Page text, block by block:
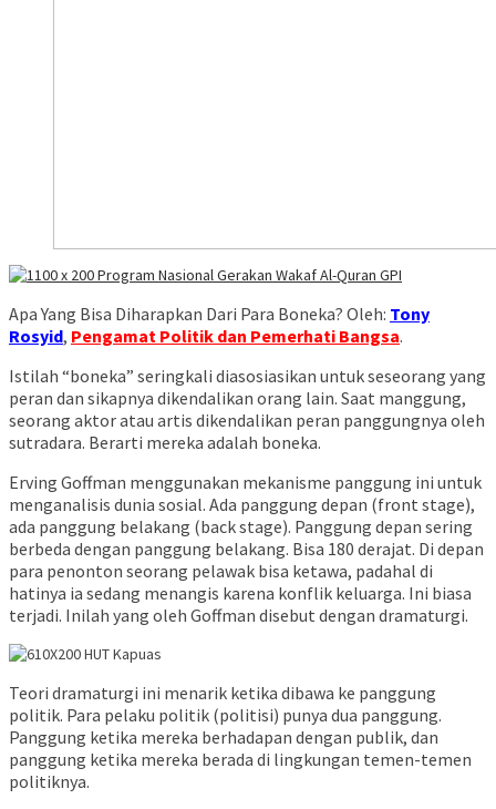
Apa Yang Bisa Diharapkan Dari Para Boneka? Oleh: Tony
Rosyid, Pengamat Politik dan Pemerhati Bangsa.
Istilah “boneka” seringkali diasosiasikan untuk seseorang yang
peran dan sikapnya dikendalikan orang lain. Saat manggung,
seorang aktor atau artis dikendalikan peran panggungnya oleh
sutradara. Berarti mereka adalah boneka.
Erving Goffman menggunakan mekanisme panggung ini untuk
menganalisis dunia sosial. Ada panggung depan (front stage),
ada panggung belakang (back stage). Panggung depan sering
berbeda dengan panggung belakang. Bisa 180 derajat. Di depan
para penonton seorang pelawak bisa ketawa, padahal di
hatinya ia sedang menangis karena konflik keluarga. Ini biasa
terjadi. Inilah yang oleh Goffman disebut dengan dramaturgi.
Teori dramaturgi ini menarik ketika dibawa ke panggung
politik. Para pelaku politik (politisi) punya dua panggung.
Panggung ketika mereka berhadapan dengan publik, dan
panggung ketika mereka berada di lingkungan temen-temen
politiknya.